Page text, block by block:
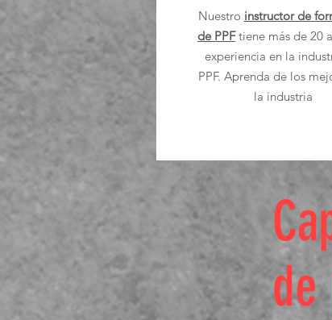
Nuestro instructor de
de PPFtiene más de 20
experiencia en la
PPF. Aprenda de los
la industria